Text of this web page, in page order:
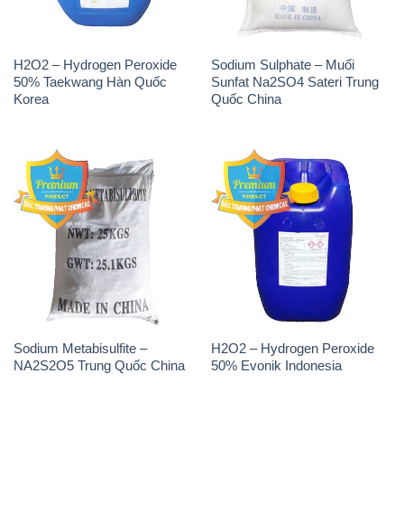
H2O2 – Hydrogen Peroxide
50% Taekwang Hàn Quốc
Korea
Sodium Sulphate – Muối
Sunfat Na2SO4 Sateri Trung
Quốc China
Sodium Metabisulfite –
NA2S2O5 Trung Quốc China
H2O2 – Hydrogen Peroxide
50% Evonik Indonesia